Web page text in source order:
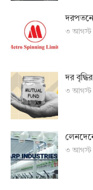
৩ আগস্ট
দর
৩ আগস্ট
৩ আগস্ট